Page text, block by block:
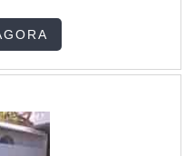
de vida útil mais longo.
Indicador....